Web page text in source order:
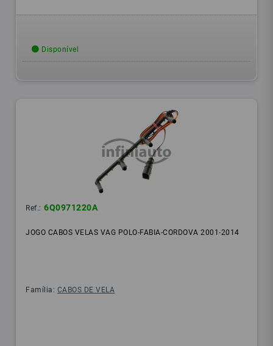
Disponível
Ref.: 6Q0971220A
JOGO CABOS VELAS VAG POLO-FABIA-CORDOVA 2001-2014
Família: CABOS DE VELA